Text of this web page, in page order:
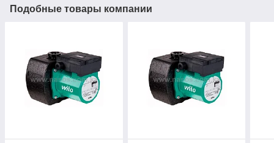
Подобные товары компании